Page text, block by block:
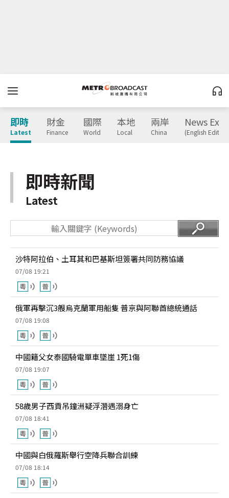
即時
Latest
財金
Finance
國際
World
本地
Local
兩岸
China
News
(English
即時新聞
Latest
沙特阿拉伯、土耳其和巴基斯坦簽署共同防務協議
07/08 19:21
俄軍再擊沉3艘烏克蘭軍用船隻 普京與阿聯酋總統通話
07/08 19:08
中國籍父女泰國騎電單車墜崖 1死1傷
07/08 19:07
58歲男子西貢吊鐘洲疑浮潛遇溺身亡
07/08 18:41
中國與白俄羅斯舉行空降兵聯合訓練
07/08 18:14